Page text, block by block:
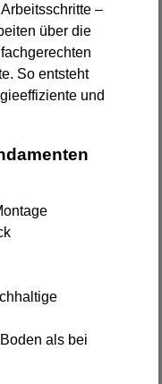
–
über die
So entsteht
und
als bei